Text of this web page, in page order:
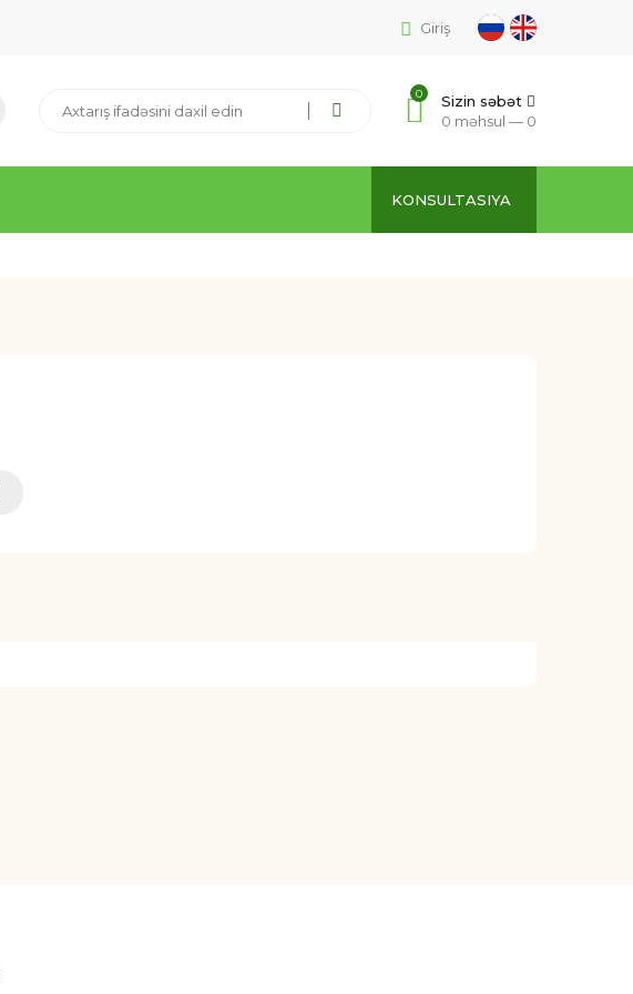
Giriş
0
Sizin səbət
0 məhsul — 0
KONSULTASIYA